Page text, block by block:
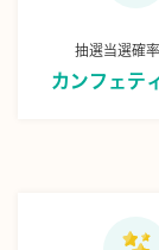
抽選当選確
カンフェテ